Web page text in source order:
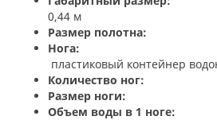
0,44 м
Размер полотна:
2,4
Нога:
пластиковый контейнер
Количество ног:
4
Размер ноги:
Объем воды в 1 ноге: